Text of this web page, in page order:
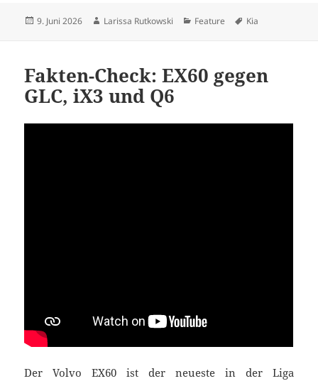
Veröffentlicht
9. Juni 2026 Autor
Larissa Rutkowski Kategorien
Feature Schlagwörter
Kia
Fakten-Check: EX60 gegen
GLC, iX3 und Q6
Der Volvo EX60 ist der neueste in der Liga